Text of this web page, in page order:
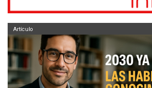
Artículo